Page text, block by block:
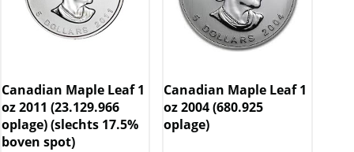
Canadian Maple Leaf 1
oz 2011 (23.129.966
oplage) (slechts 17.5%
boven spot)
Canadian Maple Leaf 1
oz 2004 (680.925
oplage)